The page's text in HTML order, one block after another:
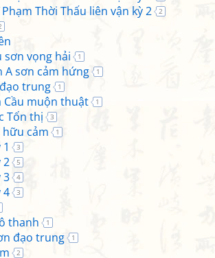
Thời Thấu liên vận kỳ 2 2
sơn vọng hải
1
A sơn cảm hứng 1
trung 1
Cầu muộn thuật 1
Tốn thị 3
hữu cảm 1
3
2 5
3 4
4 3
thanh 1
đạo trung 1
2